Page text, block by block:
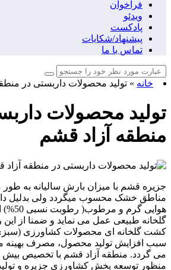
فراخوان
ویدئو
پادکست
پیشنهاد/شکایات
تماس با ما
خانه » تولید محصولات داربستی در
تولید محصولات
منطقه آزاد قشم
جزیره قشم با میزان بارش سالیانه به
مناطق خشک محسوب میگردد ولی بدلیل
هوایی
گلخانه طبیعی عمل می نماید و ضمنا از
کشت گلخانه ای محصولات کشاورزی
سبب افزایش تولید محصول، مصرف بهینه
منظور توسعه بخش کشاورزی جزیره و